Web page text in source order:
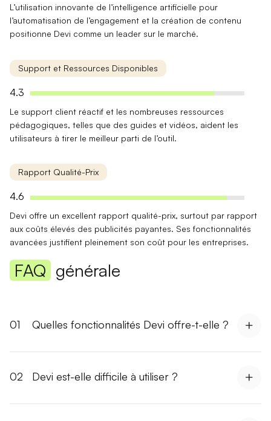
L’utilisation innovante de l’intelligence artificielle pour
l’automatisation de l’engagement et la création de contenu
positionne Devi comme un leader sur le marché.
Support et Ressources Disponibles
4.3
Le support client réactif et les nombreuses ressources
pédagogiques, telles que des guides et vidéos, aident les
utilisateurs à tirer le meilleur parti de l’outil.
Rapport Qualité-Prix
4.6
Devi offre un excellent rapport qualité-prix, surtout par rapport
aux coûts élevés des publicités payantes. Ses fonctionnalités
avancées justifient pleinement son coût pour les entreprises.
FAQ générale
01 Quelles fonctionnalités Devi offre-t-elle ?
02 Devi est-elle difficile à utiliser ?